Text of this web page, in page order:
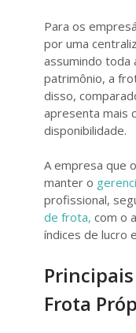
Para os
por uma
assumindo toda
patrimônio, a
disso,
apresenta mais
disponibilidade.
A empresa que
manter o
profissional,
de frota, com o
índices de lucro
Frota